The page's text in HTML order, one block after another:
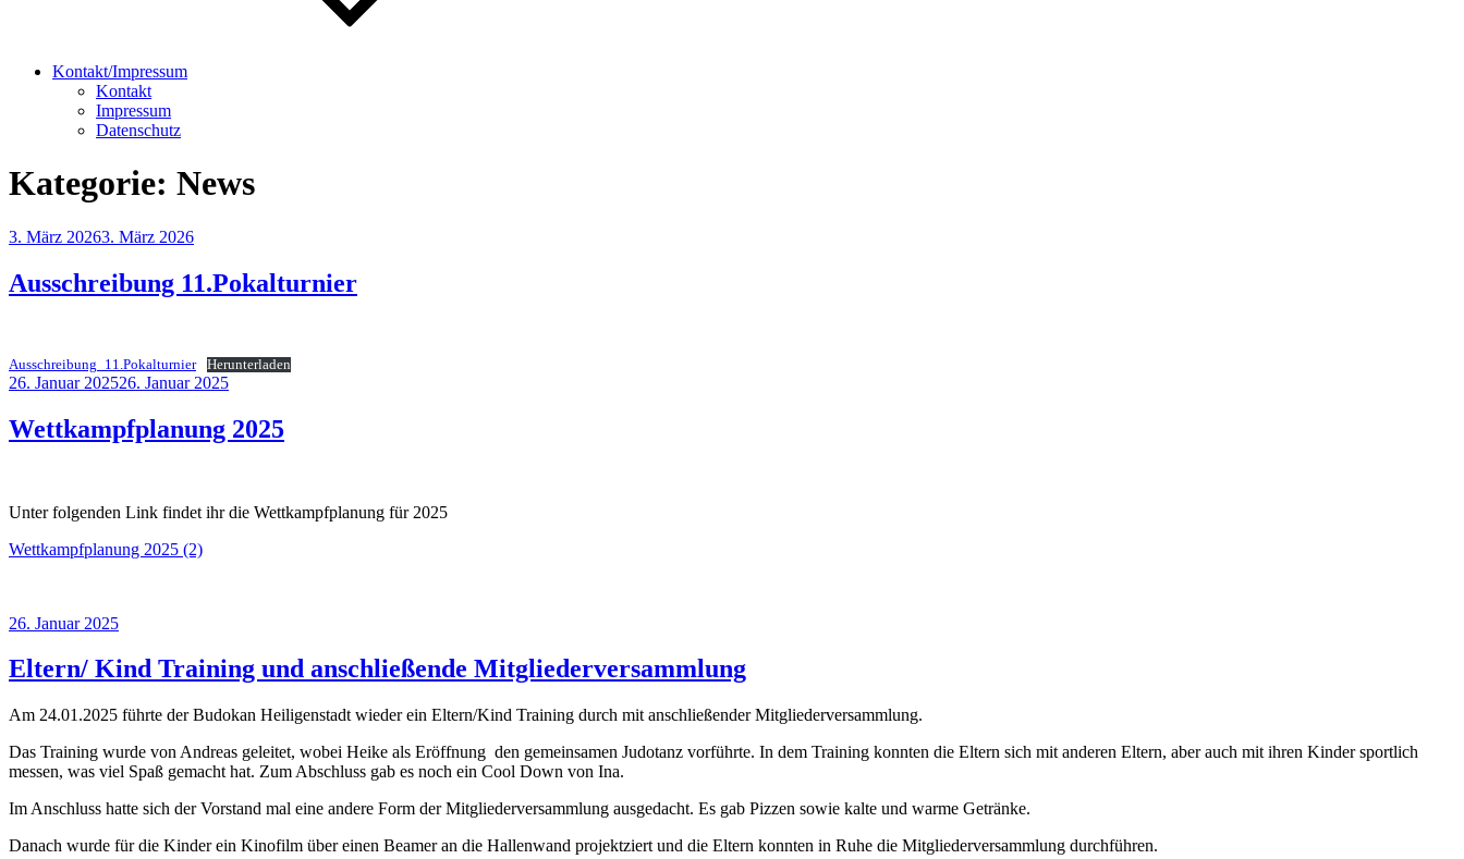
Kontakt/Impressum
Kontakt
Impressum
Datenschutz
Kategorie: News
Veröffentlicht
3. März 20263. März 2026
Ausschreibung 11.Pokalturnier
Ausschreibung_11.Pokalturnier Herunterladen
Veröffentlicht
26. Januar 202526. Januar 2025
Wettkampfplanung 2025
Unter folgenden Link findet ihr die Wettkampfplanung für 2025
Wettkampfplanung 2025 (2)
Veröffentlicht
26. Januar 2025
Eltern/ Kind Training und anschließende Mitgliederversammlung
Am 24.01.2025 führte der Budokan Heiligenstadt wieder ein Eltern/Kind Training durch mit anschließender Mitgliederversammlung.
Das Training wurde von Andreas geleitet, wobei Heike als Eröffnung den gemeinsamen Judotanz vorführte. In dem Training konnten die Eltern sich mit anderen Eltern, aber auch mit ihren Kinder sportlich
messen, was viel Spaß gemacht hat. Zum Abschluss gab es noch ein Cool Down von Ina.
Im Anschluss hatte sich der Vorstand mal eine andere Form der Mitgliederversammlung ausgedacht. Es gab Pizzen sowie kalte und warme Getränke.
Danach wurde für die Kinder ein Kinofilm über einen Beamer an die Hallenwand projektziert und die Eltern konnten in Ruhe die Mitgliederversammlung durchführen.